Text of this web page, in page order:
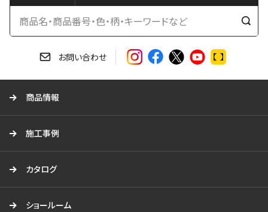
検
お問い合わせ
商品情報
施工事例
カタログ
ショールーム